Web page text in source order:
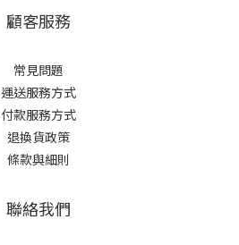
顧客服務
常見問題
運送服務方式
付款服務方式
退換貨政策
條款與細則
聯絡我們